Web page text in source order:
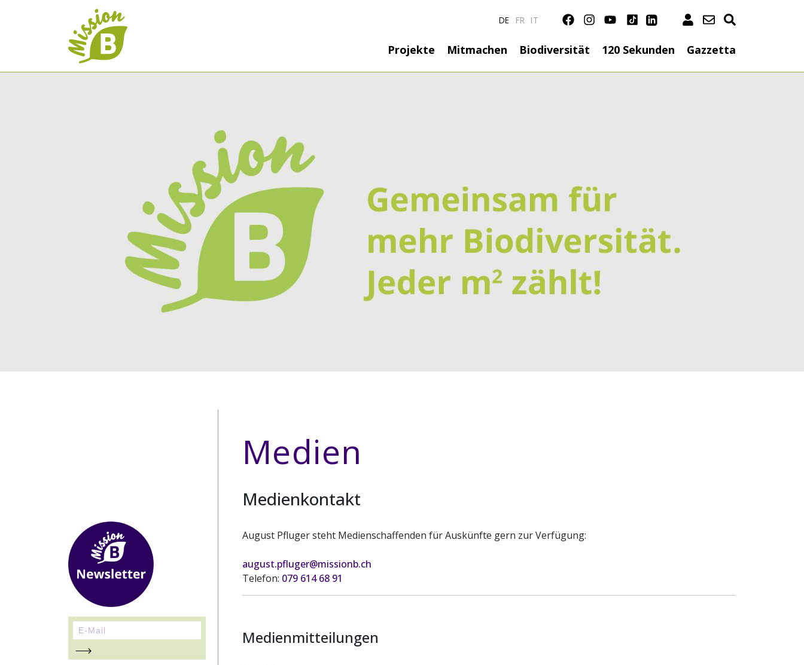
DE FR IT
Hauptnavigation
Projekte Mitmachen Biodiversität 120 Sekunden Gazzetta
Medien
Medienkontakt
August Pfluger steht Medienschaffenden für Auskünfte gern zur Verfügung:
august.pfluger@missionb.ch
Telefon: 079 614 68 91
Medienmitteilungen